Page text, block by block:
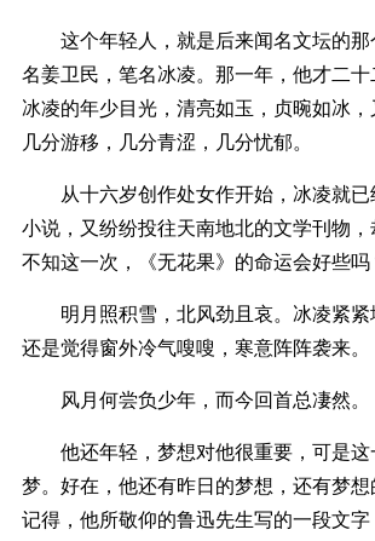
这个年轻人，就是后来闻名文坛的
名姜卫民，笔名冰凌。那一年，他才二
冰凌的年少目光，清亮如玉，贞晼如冰，
几分游移，几分青涩，几分忧郁。
从十六岁创作处女作开始，冰凌就
小说，又纷纷投往天南地北的文学刊物，
不知这一次，《无花果》的命运会好些吗
明月照积雪，北风劲且哀。冰凌紧紧
还是觉得窗外冷气嗖嗖，寒意阵阵袭来。
风月何尝负少年，而今回首总凄然。
他还年轻，梦想对他很重要，可是
梦。好在，他还有昨日的梦想，还有梦
记得，他所敬仰的鲁迅先生写的一段文